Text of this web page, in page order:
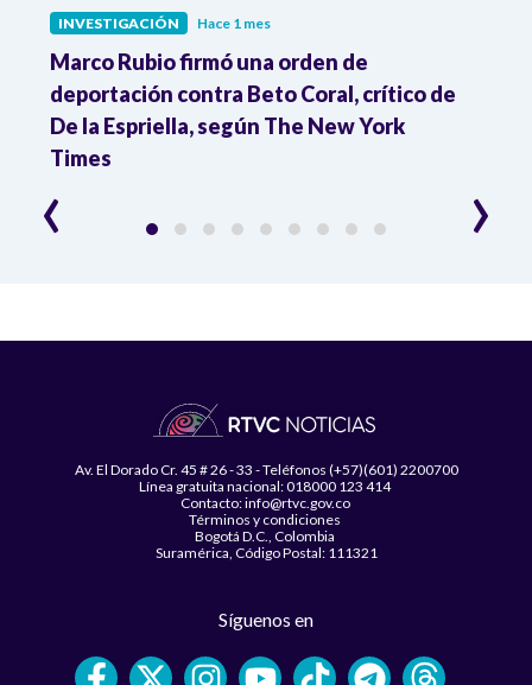
INVESTIGACIÓN Hace 1 mes
Marco Rubio firmó una orden de
deportación contra Beto Coral, crítico de
De la Espriella, según The New York
Times
‹ ›
Av. El Dorado Cr. 45 # 26 - 33 - Teléfonos (+57)(601) 2200700
Línea gratuita nacional: 018000 123 414
Contacto: info@rtvc.gov.co
Términos y condiciones
Bogotá D.C., Colombia
Suramérica, Código Postal: 111321
Síguenos en